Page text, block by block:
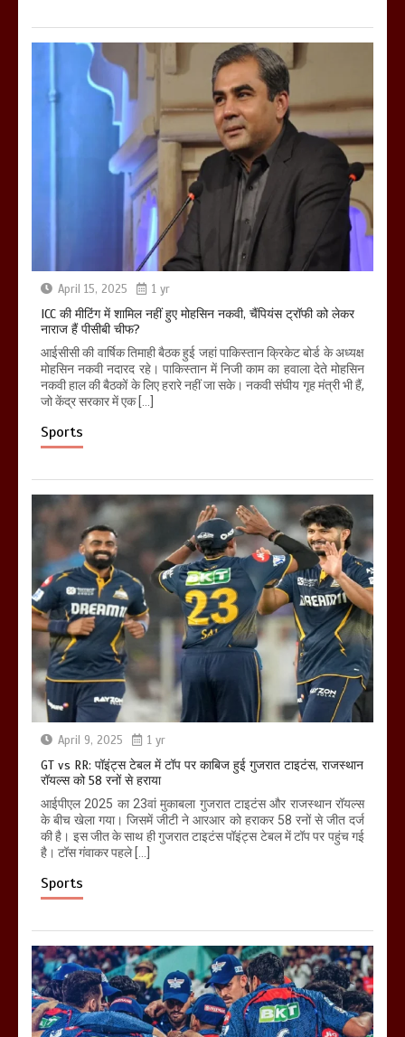
April 15, 2025 1 yr
ICC की मीटिंग में शामिल नहीं हुए मोहसिन नकवी, चैंपियंस ट्रॉफी को लेकर
नाराज हैं पीसीबी चीफ?
आईसीसी की वार्षिक तिमाही बैठक हुई जहां पाकिस्तान क्रिकेट बोर्ड के अध्यक्ष
मोहसिन नकवी नदारद रहे। पाकिस्तान में निजी काम का हवाला देते मोहसिन
नकवी हाल की बैठकों के लिए हरारे नहीं जा सके। नकवी संघीय गृह मंत्री भी हैं,
जो केंद्र सरकार में एक […]
Sports
April 9, 2025 1 yr
GT vs RR: पॉइंट्स टेबल में टॉप पर काबिज हुई गुजरात टाइटंस, राजस्थान
रॉयल्स को 58 रनों से हराया
आईपीएल 2025 का 23वां मुकाबला गुजरात टाइटंस और राजस्थान रॉयल्स
के बीच खेला गया। जिसमें जीटी ने आरआर को हराकर 58 रनों से जीत दर्ज
की है। इस जीत के साथ ही गुजरात टाइटंस पॉइंट्स टेबल में टॉप पर पहुंच गई
है। टॉस गंवाकर पहले […]
Sports